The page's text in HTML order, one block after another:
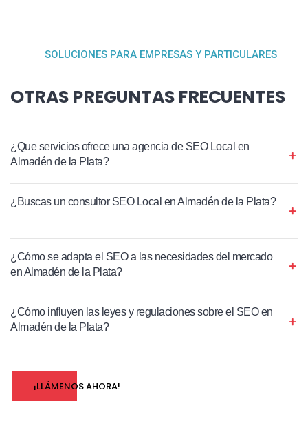
SOLUCIONES PARA EMPRESAS Y PARTICULARES
OTRAS PREGUNTAS FRECUENTES
¿Que servicios ofrece una agencia de SEO Local en
Almadén de la Plata?
¿Buscas un consultor SEO Local en Almadén de la Plata?
¿Cómo se adapta el SEO a las necesidades del mercado
en Almadén de la Plata?
¿Cómo influyen las leyes y regulaciones sobre el SEO en
Almadén de la Plata?
¡LLÁMENOS AHORA!